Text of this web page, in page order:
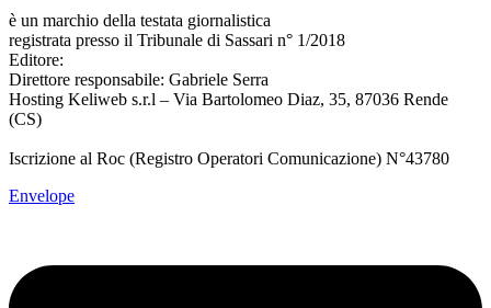
è un marchio della testata giornalistica
registrata presso il Tribunale di Sassari n° 1/2018
Editore:
Direttore responsabile: Gabriele Serra
Hosting Keliweb s.r.l – Via Bartolomeo Diaz, 35, 87036 Rende
(CS)
Iscrizione al Roc (Registro Operatori Comunicazione) N°43780
Envelope